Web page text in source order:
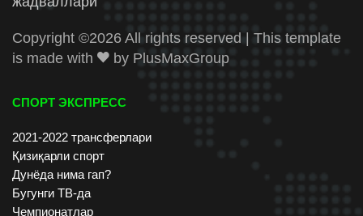
Copyright ©2026 All rights reserved | This template
is made with
by PlusMaxGroup
СПОРТ ЭКСПРЕСС
2021-2022 трансферлари
Қизиқарли спорт
Дунёда нима гап?
Бугунги ТВ-да
Чемпионатлар